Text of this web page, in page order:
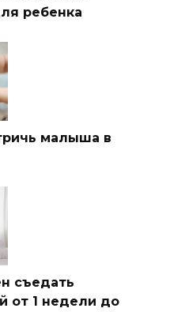
ребенка
малыша в
съедать
от 1 недели до